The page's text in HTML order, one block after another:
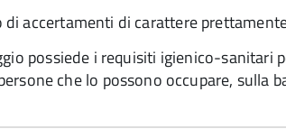
accertamenti di carattere
possiede i requisiti igienico-sanitari
che lo possono occupare, sulla